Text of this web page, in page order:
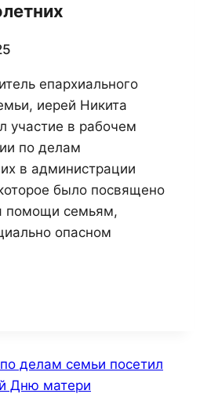
епархиального
иерей Никита
участие в рабочем
по делам
в администрации
было посвящено
помощи семьям,
опасном
делам семьи посетил
Дню матери